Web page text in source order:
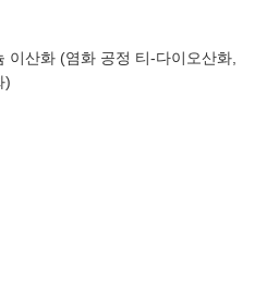
이산화 (염화 공정 티-다이오산화,
)